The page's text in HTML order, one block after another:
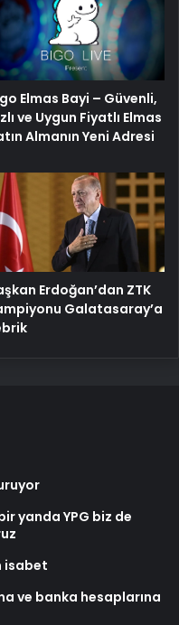
Elmas Bayi – Güvenli,
ve Uygun Fiyatlı Elmas
Almanın Yeni Adresi
Erdoğan’dan ZTK
Galatasaray’a
yanda YPG biz de
isabet
ve banka hesaplarına